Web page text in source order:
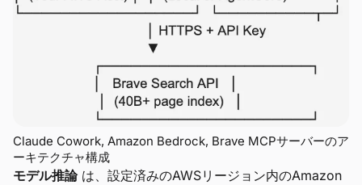
Claude Cowork, Amazon Bedrock, Brave MCPサーバーのア
ーキテクチャ構成
モデル推論は、設定済みのAWSリージョン内のAmazon